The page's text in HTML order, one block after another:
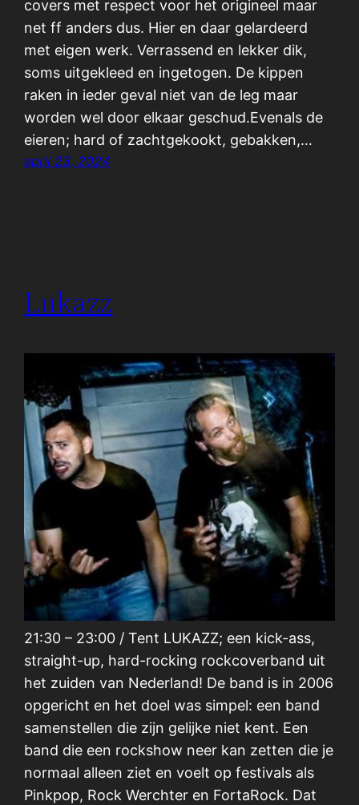
covers met respect voor het origineel maar
net ff anders dus. Hier en daar gelardeerd
met eigen werk. Verrassend en lekker dik,
soms uitgekleed en ingetogen. De kippen
raken in ieder geval niet van de leg maar
worden wel door elkaar geschud.Evenals de
eieren; hard of zachtgekookt, gebakken,…
april 23, 2024
Lukazz
21:30 – 23:00 / Tent LUKAZZ; een kick-ass,
straight-up, hard-rocking rockcoverband uit
het zuiden van Nederland! De band is in 2006
opgericht en het doel was simpel: een band
samenstellen die zijn gelijke niet kent. Een
band die een rockshow neer kan zetten die je
normaal alleen ziet en voelt op festivals als
Pinkpop, Rock Werchter en FortaRock. Dat